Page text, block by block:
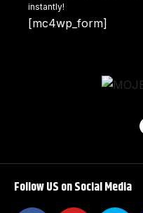
instantly!
[mc4wp_form]
Follow US on Social Media